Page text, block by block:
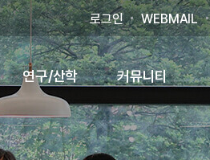
로그인 WEBMAIL
연구/산학 커뮤니티